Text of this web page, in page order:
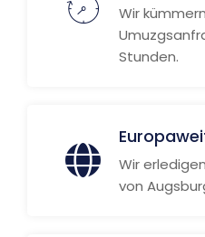
Wir
Stunden.
Wir
von